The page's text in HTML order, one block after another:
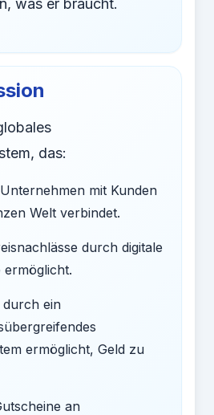
was er braucht.
das:
mit Kunden
Welt verbindet.
durch digitale
ermöglicht.
durch ein
ermöglicht, Geld zu
an